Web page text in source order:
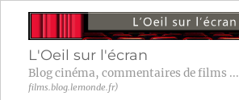
L'Oeil sur l'écran
Blog cinéma, commentaires de films ...
films.blog.lemonde.fr)